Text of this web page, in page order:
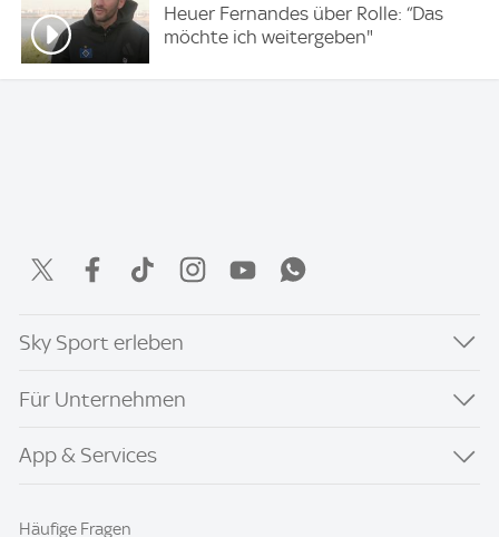
Heuer Fernandes über Rolle: “Das
möchte ich weitergeben"
Sky Sport erleben
Für Unternehmen
App & Services
Häufige Fragen